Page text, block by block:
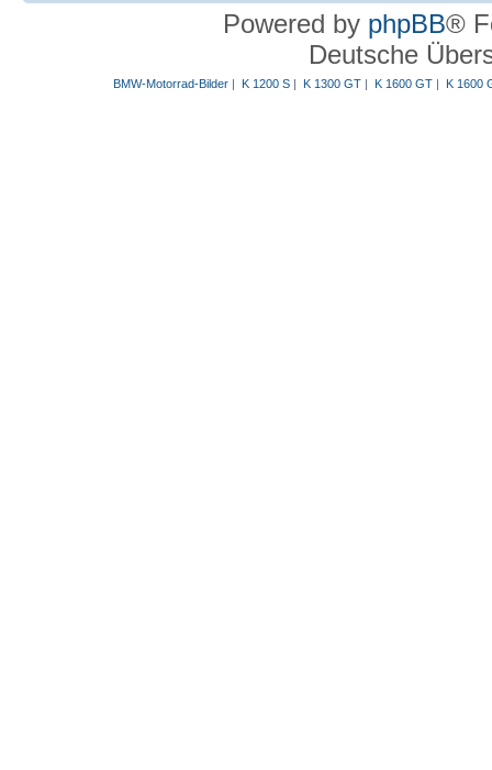
Powered by phpBB®
Deutsche
BMW-Motorrad-Bilder| K 1200 S| K 1300 GT| K 1600 GT| K 1600